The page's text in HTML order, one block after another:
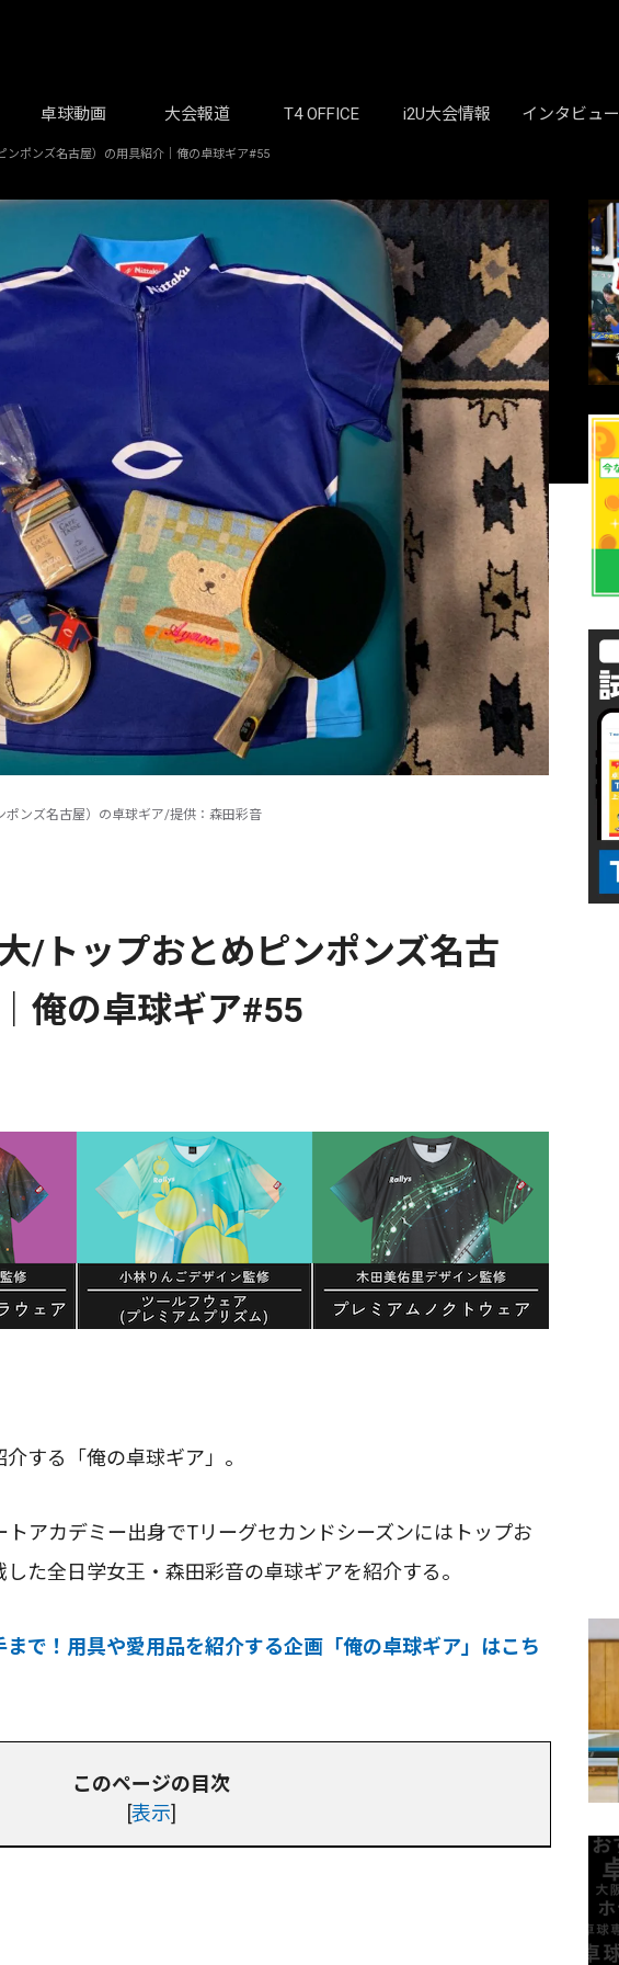
卓球動画 大会報道 T4 OFFICE i2U大会情報 インタビュー
ンポンズ名古屋）の用具紹介｜俺の卓球ギア#55
ンズ名古屋）の卓球ギア/提供：森田彩音
/トップおとめピンポンズ名古
俺の卓球ギア#55
する「俺の卓球ギア」。
アカデミー出身でTリーグセカンドシーズンにはトップお
た全日学女王・森田彩音の卓球ギアを紹介する。
で！用具や愛用品を紹介する企画「俺の卓球ギア」はこち
このページの目次
[表示]